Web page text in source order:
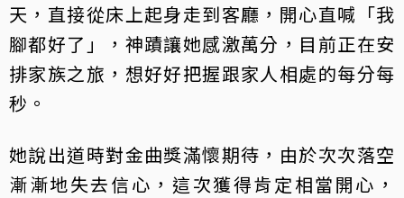
天，直接從床上起身走到客廳，開心直喊「我
腳都好了」，神蹟讓她感激萬分，目前正在安
排家族之旅，想好好把握跟家人相處的每分每
秒。
她說出道時對金曲獎滿懷期待，由於次次落空
漸漸地失去信心，這次獲得肯定相當開心，